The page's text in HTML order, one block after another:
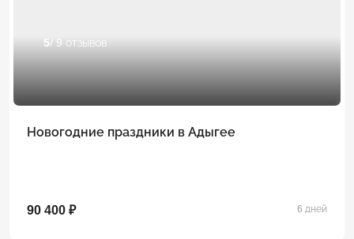
5/ 9 отзывов
Новогодние праздники в Адыгее
90 400 ₽ 6 дней